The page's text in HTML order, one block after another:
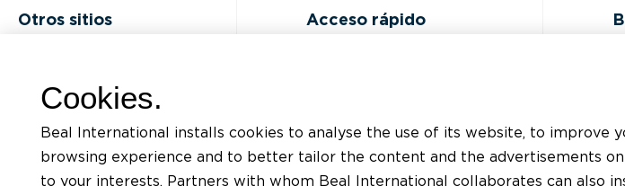
Otros sitios
Contactar
Politica de confidencialidad
Acceso rápido
Solicitud de asistencia técnica
Encontrar un aplicador
Cookies.
Beal International installs cookies to analyse the use of its website, to improve
browsing experience and to better tailor the content and the advertisements
to your interests. Partners with whom Beal International collaborates can also